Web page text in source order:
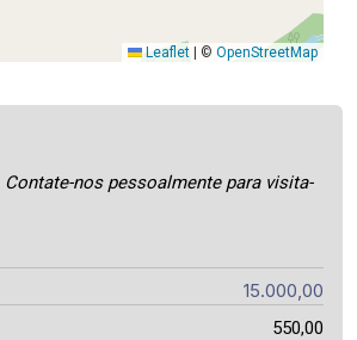
Leaflet | © OpenStreetMap
nos pessoalmente para visita-
15.000,00
550,00